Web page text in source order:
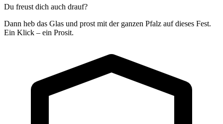
Du freust dich auch drauf?
Dann heb das Glas und prost mit der ganzen Pfalz auf dieses Fest.
Ein Klick – ein Prosit.